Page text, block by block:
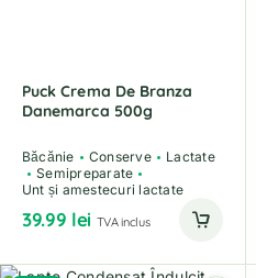
Puck Crema De Branza
Danemarca 500g
Băcănie Conserve
Lactate
Semipreparate
Unt și amestecuri lactate
39.99 lei TVA inclus